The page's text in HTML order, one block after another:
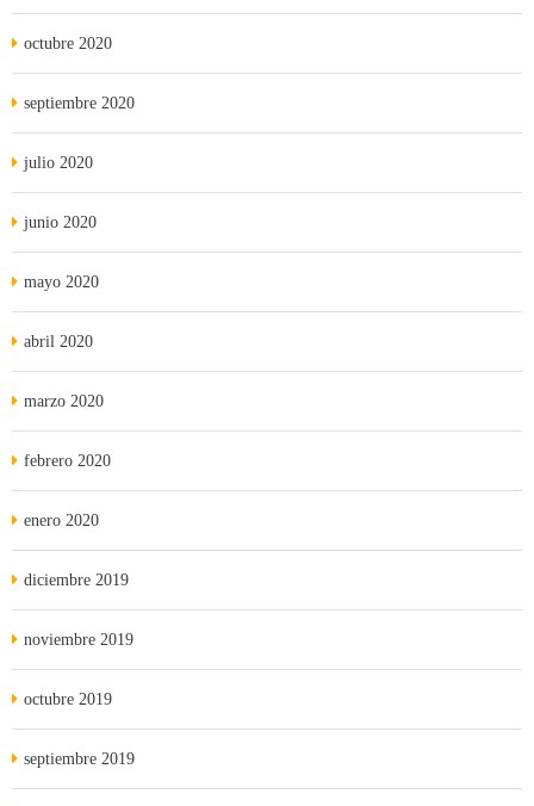
octubre 2020
septiembre 2020
julio 2020
junio 2020
mayo 2020
abril 2020
marzo 2020
febrero 2020
enero 2020
diciembre 2019
noviembre 2019
octubre 2019
septiembre 2019